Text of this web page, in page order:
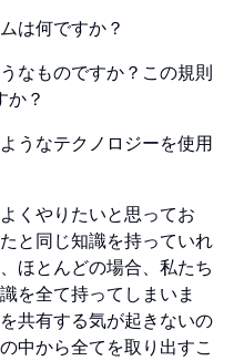
は何ですか？
なものですか？この規則
か？
うなテクノロジーを使用
くやりたいと思ってお
と同じ知識を持っていれ
ほとんどの場合、私たち
を全て持ってしまいま
共有する気が起きないの
中から全てを取り出すこ